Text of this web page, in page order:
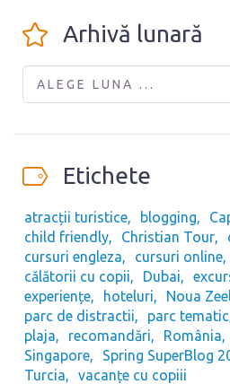
Arhivă lunară
ALEGE LUNA ...
Etichete
atracții turistice blogging
child friendly
Christian Tour
cursuri engleza
cursuri online
călătorii cu copii
Dubai
experiențe
hoteluri Noua
parc de distractii
parc tematic
plaja
recomandări România
Singapore
Spring SuperBlog
Turcia
vacanțe cu copiii